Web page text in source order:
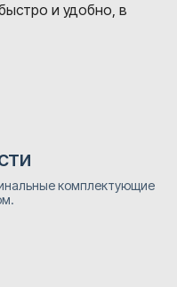
и удобно, в
комплектующие